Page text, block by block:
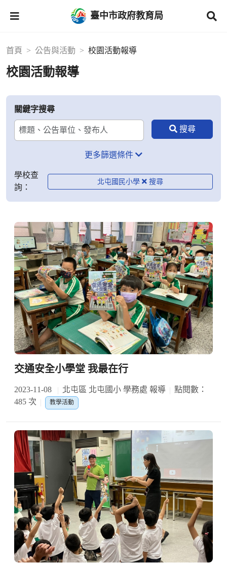
臺中市政府教育局
首頁 公告與活動 校園活動報導
校園活動報導
關鍵字搜尋
更多篩選條件
學校查
詢：
北屯國民小學
交通安全小學堂 我最在行
2023-11-08 北屯區 北屯國小 學務處 報導
點閱數：
485 次
教學活動